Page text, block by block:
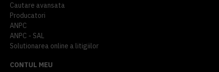
Cautare avansata
Producatori
ANPC
ANPC - SAL
Solutionarea online a litigiilor
CONTUL MEU